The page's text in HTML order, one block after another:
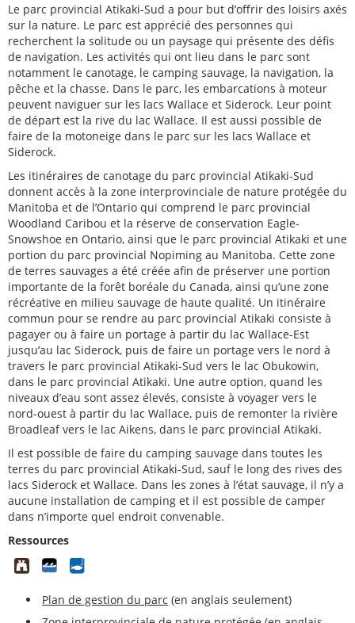
Le parc provincial Atikaki-Sud a pour but d’offrir des loisirs axés
sur la nature. Le parc est apprécié des personnes qui
recherchent la solitude ou un paysage qui présente des défis
de navigation. Les activités qui ont lieu dans le parc sont
notamment le canotage, le camping sauvage, la navigation, la
pêche et la chasse. Dans le parc, les embarcations à moteur
peuvent naviguer sur les lacs Wallace et Siderock. Leur point
de départ est la rive du lac Wallace. Il est aussi possible de
faire de la motoneige dans le parc sur les lacs Wallace et
Siderock.
Les itinéraires de canotage du parc provincial Atikaki-Sud
donnent accès à la zone interprovinciale de nature protégée du
Manitoba et de l’Ontario qui comprend le parc provincial
Woodland Caribou et la réserve de conservation Eagle-
Snowshoe en Ontario, ainsi que le parc provincial Atikaki et une
portion du parc provincial Nopiming au Manitoba. Cette zone
de terres sauvages a été créée afin de préserver une portion
importante de la forêt boréale du Canada, ainsi qu’une zone
récréative en milieu sauvage de haute qualité. Un itinéraire
commun pour se rendre au parc provincial Atikaki consiste à
pagayer ou à faire un portage à partir du lac Wallace-Est
jusqu’au lac Siderock, puis de faire un portage vers le nord à
travers le parc provincial Atikaki-Sud vers le lac Obukowin,
dans le parc provincial Atikaki. Une autre option, quand les
niveaux d’eau sont assez élevés, consiste à voyager vers le
nord-ouest à partir du lac Wallace, puis de remonter la rivière
Broadleaf vers le lac Aikens, dans le parc provincial Atikaki.
Il est possible de faire du camping sauvage dans toutes les
terres du parc provincial Atikaki-Sud, sauf le long des rives des
lacs Siderock et Wallace. Dans les zones à l’état sauvage, il n’y a
aucune installation de camping et il est possible de camper
dans n’importe quel endroit convenable.
Ressources
Plan de gestion du parc (en anglais seulement)